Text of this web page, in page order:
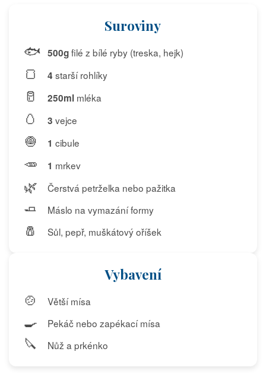
Suroviny
🐟 500gfilé z bílé ryby (treska, hejk)
🍞 4 starší rohlíky
🥛 250ml mléka
🥚 3 vejce
🧅 1 cibule
🥕 1 mrkev
🌿 Čerstvá petrželka nebo pažitka
🧈 Máslo na vymazání formy
🧂 Sůl, pepř, muškátový oříšek
Vybavení
🍲 Větší mísa
🍳 Pekáč nebo zapékací mísa
🔪 Nůž a prkénko